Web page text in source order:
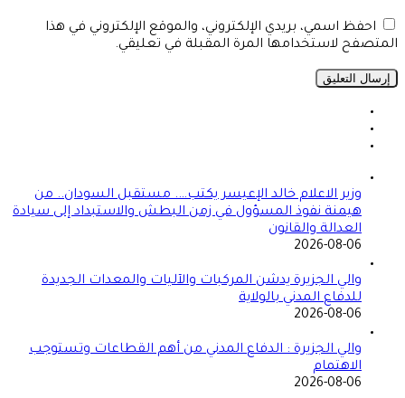
احفظ اسمي، بريدي الإلكتروني، والموقع الإلكتروني في هذا
المتصفح لاستخدامها المرة المقبلة في تعليقي.
وزير الاعلام خالد الإعيسر يكتب…. مستقبل السودان.. من
هيمنة نفوذ المسؤول في زمن البطش والاستبداد إلى سيادة
العدالة والقانون
2026-08-06
والي الجزيرة يدشن المركبات والآليات والمعدات الجديدة
للدفاع المدني بالولاية
2026-08-06
والي الجزيرة : الدفاع المدني من أهم القطاعات وتستوجب
الاهتمام
2026-08-06